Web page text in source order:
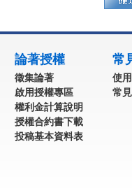
論著授權
徵集論著
啟用授權專區
權利金計算說明
授權合約書下載
投稿基本資料表
常
使
常